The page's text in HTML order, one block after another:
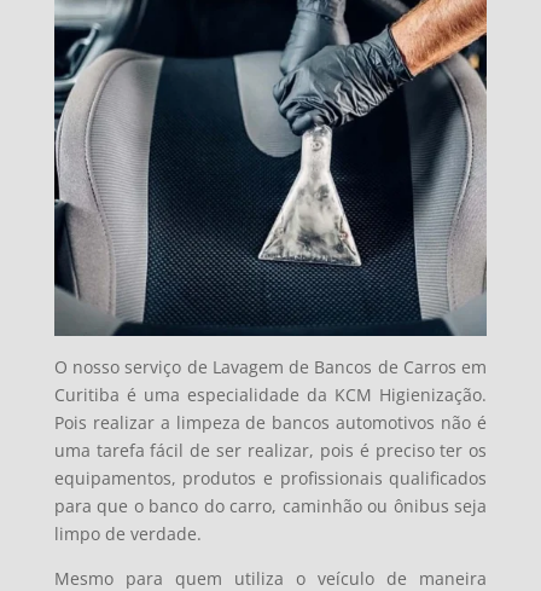
O nosso serviço de Lavagem de Bancos de Carros em
Curitiba é uma especialidade da KCM Higienização.
Pois realizar a limpeza de bancos automotivos não é
uma tarefa fácil de ser realizar, pois é preciso ter os
equipamentos, produtos e profissionais qualificados
para que o banco do carro, caminhão ou ônibus seja
limpo de verdade.
Mesmo para quem utiliza o veículo de maneira